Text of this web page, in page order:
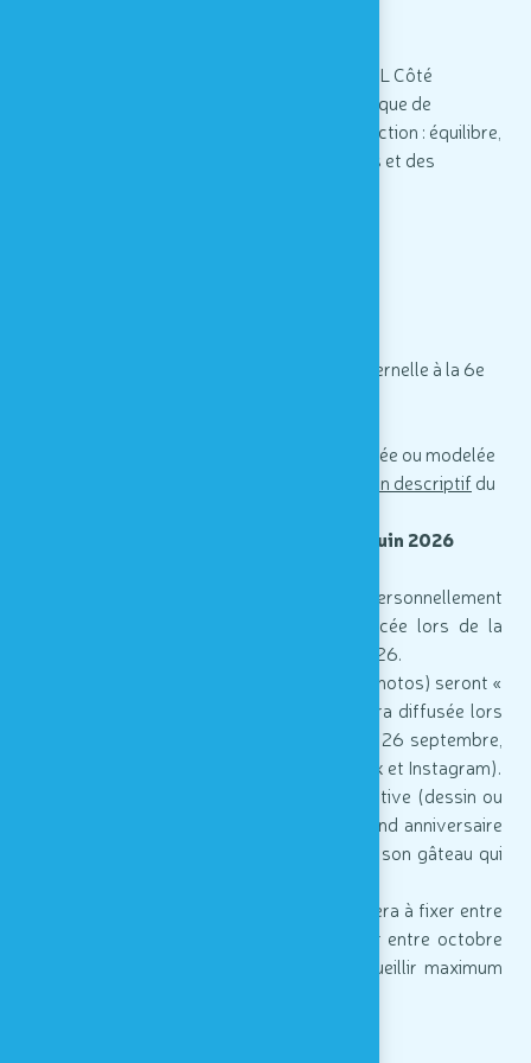
Le jury sera composé du Président de l'ASBL Côté
Enfance, d'un pâtissier, de l'équipe pédagogique de
Houtopia et de la directrice. Critères de sélection : équilibre,
santé, originalité, multiplication des textures et des
- Être une classe d'élèves issus de la 1e maternelle à la 6e
- Envoyer une photo de la réalisation dessinée ou modelée
+ un descriptifdu
Date limite d'envoi des créations : 23 juin 2026
La classe gagnante en sera informée personnellement
début septembre et officiellement annoncée lors de la
grande fête des 30 ans le 25 septembre 2026.
Toutes les participations reçues par mail (photos) seront «
exposées » dans une capsule vidéo qui sera diffusée lors
de notre week-end anniversaire des 25 et 26 septembre,
ainsi que sur nos réseaux sociaux (Facebook et Instagram).
Le gâteau gagnant aura sa réalisation créative (dessin ou
modèle 3D) exposée lors de notre week-end anniversaire
mais également la réalisation EN VRAI de son gâteau qui
La journée de visite gagnée par la classe sera à fixer entre
Houtopia et l’école mais devra se planifier entre octobre
2026 et mars 2027. Houtopia pourra accueillir maximum